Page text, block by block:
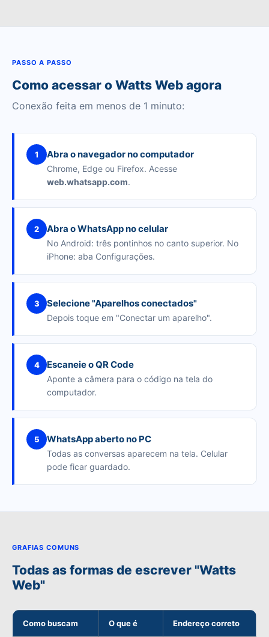
PASSO A PASSO
Como acessar o Watts Web agora
Conexão feita em menos de 1 minuto:
1 Abra o navegador no computador
Chrome, Edge ou Firefox. Acesse
web.whatsapp.com.
2 Abra o WhatsApp no celular
No Android: três pontinhos no canto superior. No
iPhone: aba Configurações.
3 Selecione "Aparelhos conectados"
Depois toque em "Conectar um aparelho".
4 Escaneie o QR Code
Aponte a câmera para o código na tela do
computador.
5 WhatsApp aberto no PC
Todas as conversas aparecem na tela. Celular
pode ficar guardado.
GRAFIAS COMUNS
Todas as formas de escrever "Watts
Web"
Como buscam O que é Endereço correto